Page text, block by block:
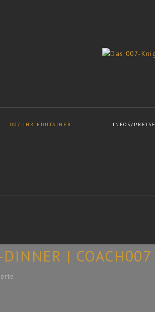
007-IHR EDUTAINER INFOS/PREISE
| COACH007